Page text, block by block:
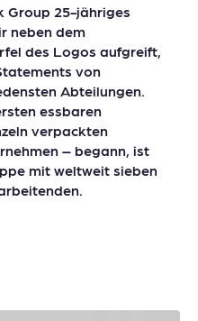
Group 25-jähriges
neben dem
des Logos aufgreift,
von
Abteilungen.
essbaren
verpackten
– begann, ist
mit weltweit sieben